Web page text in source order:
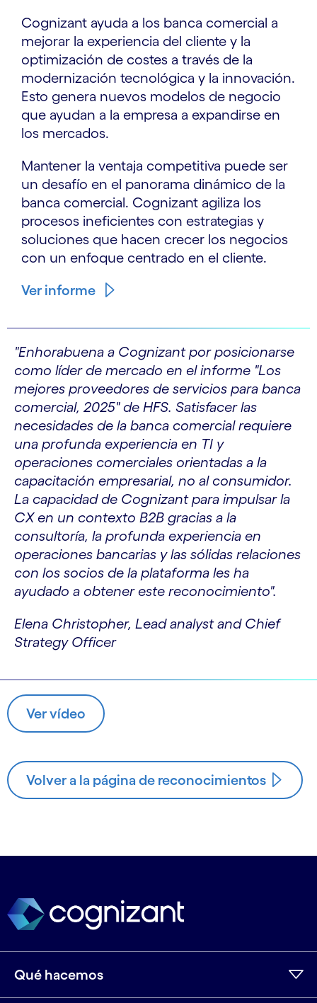
Cognizant ayuda a los banca comercial a
mejorar la experiencia del cliente y la
optimización de costes a través de la
modernización tecnológica y la innovación.
Esto genera nuevos modelos de negocio
que ayudan a la empresa a expandirse en
los mercados.
Mantener la ventaja competitiva puede ser
un desafío en el panorama dinámico de la
banca comercial. Cognizant agiliza los
procesos ineficientes con estrategias y
soluciones que hacen crecer los negocios
con un enfoque centrado en el cliente.
Ver informe
"Enhorabuena a Cognizant por posicionarse
como líder de mercado en el informe "Los
mejores proveedores de servicios para banca
comercial, 2025" de HFS. Satisfacer las
necesidades de la banca comercial requiere
una profunda experiencia en TI y
operaciones comerciales orientadas a la
capacitación empresarial, no al consumidor.
La capacidad de Cognizant para impulsar la
CX en un contexto B2B gracias a la
consultoría, la profunda experiencia en
operaciones bancarias y las sólidas relaciones
con los socios de la plataforma les ha
ayudado a obtener este reconocimiento".
Elena Christopher, Lead analyst and Chief
Strategy Officer
Ver vídeo
Volver a la página de reconocimientos
Qué hacemos